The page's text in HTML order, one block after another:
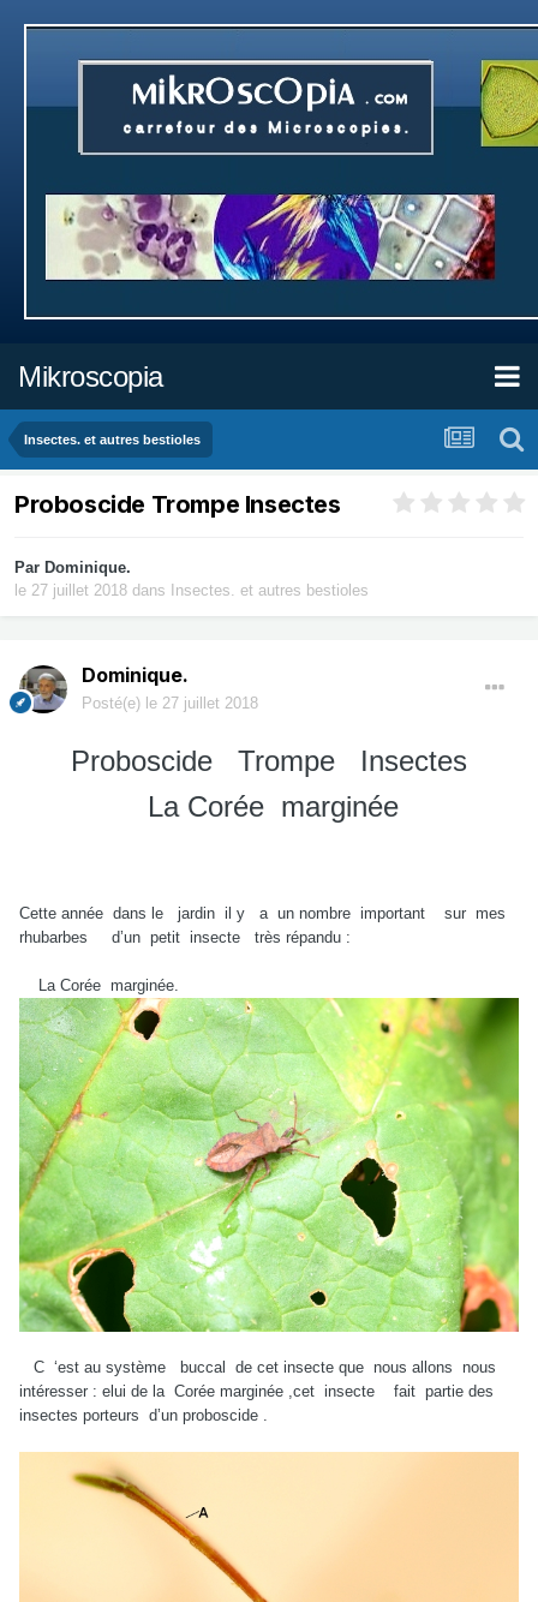
Mikroscopia
Insectes. et autres bestioles
Proboscide Trompe Insectes
Par Dominique.
le 27 juillet 2018 dans Insectes. et autres bestioles
Dominique.
Posté(e) le 27 juillet 2018
Proboscide Trompe Insectes
La Corée marginée
Cette année dans le jardin il y a un nombre important sur mes
rhubarbes d’un petit insecte très répandu :
La Corée marginée.
C ‘est au système buccal de cet insecte que nous allons nous
intéresser : elui de la Corée marginée ,cet insecte fait partie des
insectes porteurs d’un proboscide .